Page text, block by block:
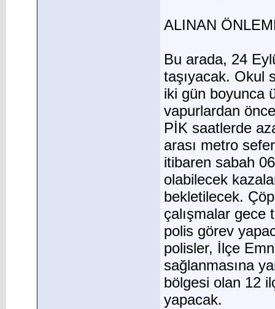
ALINAN
Bu arada, 24
taşıyacak. Okul
iki gün boyunca
vapurlardan
PİK saatlerde
arası metro
itibaren sabah
olabilecek
bekletilecek.
çalışmalar gece
polis görev
polisler, İlçe
sağlanmasına
bölgesi olan 12
yapacak.